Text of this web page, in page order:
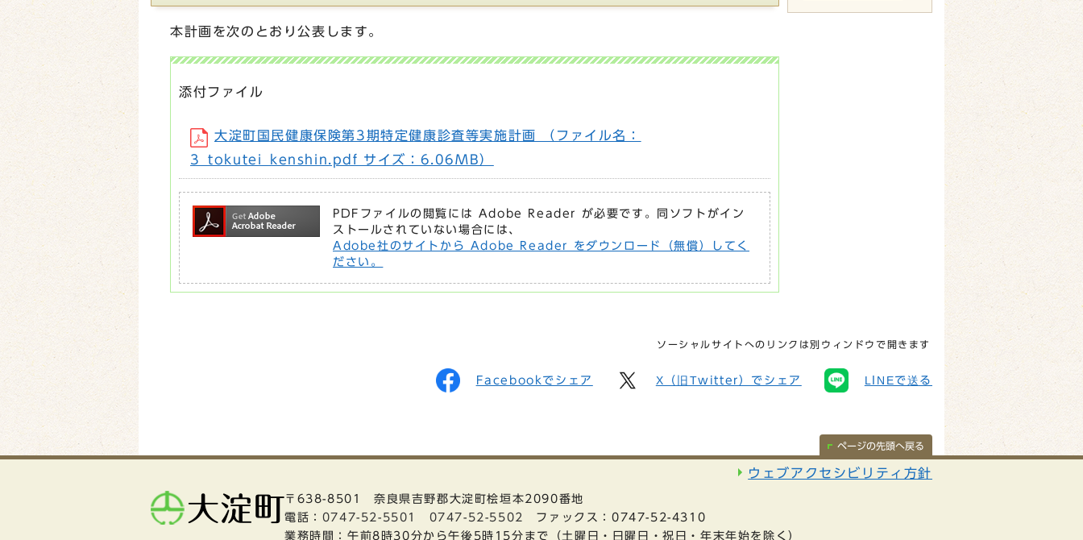
本計画を次のとおり公表します。
添付ファイル
大淀町国民健康保険第3期特定健康診査等実施計画 （ファイル名：
3_tokutei_kenshin.pdf サイズ：6.06MB）
PDFファイルの閲覧には Adobe Reader が必要です。同ソフトがイン
ストールされていない場合には、
Adobe社のサイトから Adobe Reader をダウンロード（無償）してく
ださい。
ソーシャルサイトへのリンクは別ウィンドウで開きます
Facebookでシェア X（旧Twitter）でシェア LINEで送る
ページの先頭へ戻る
ウェブアクセシビリティ方針
〒638-8501 奈良県吉野郡大淀町桧垣本2090番地
電話： 0747-52-5501 0747-52-5502
ファックス：0747-52-4310
業務時間：午前8時30分から午後5時15分まで
（土曜日・日曜日・祝日・年末年始を除く）